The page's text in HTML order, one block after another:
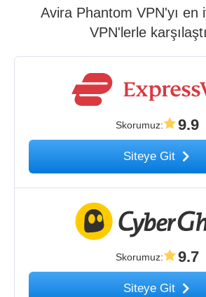
Avira Phantom VPN'yı en
VPN'lerle
Skorumuz: 9.9
Siteye Git
Skorumuz: 9.7
Siteye Git